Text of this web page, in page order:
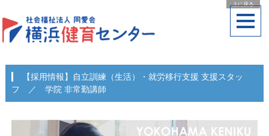
【採用情報】自立訓練（生活）・就労移行支援 支援スタッ
フ ／ 学院 非常勤講師
上に戻る